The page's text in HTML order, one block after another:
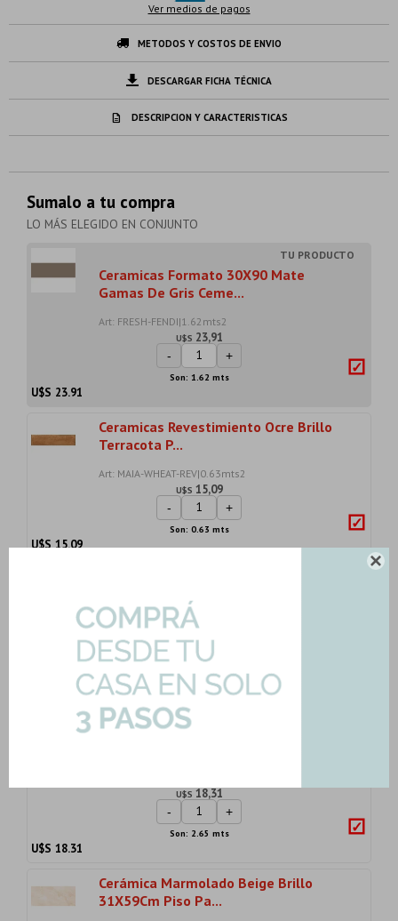

Ver medios de pagos
METODOS Y COSTOS DE ENVIO
DESCARGAR FICHA TÉCNICA
DESCRIPCION Y CARACTERISTICAS
Sumalo a tu compra
LO MÁS ELEGIDO EN CONJUNTO
Ceramicas Formato 30X90 Mate
Gamas De Gris Ceme...
Art: FRESH-FENDI|1.62mts2
U$S 23,91
- +
Son: 1.62 mts
U$S 23.91
Ceramicas Revestimiento Ocre Brillo
Terracota P...
Art: MAIA-WHEAT-REV|0.63mts2
U$S 15,09
- +
Son: 0.63 mts
U$S15.09
Art: CALLAIS-WHITE-REV|1.62mts2
U$S 24,71
-
Son: 1.62 mts
24.71
Ceramica Piso 61X61 Brillo Gamas De
U$S 18,31
- +
Son: 2.65 mts
U$S 18.31
Cerámica Marmolado Beige Brillo
31X59Cm Piso Pa...